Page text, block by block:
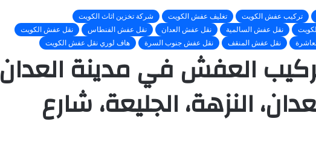
تركيب عفش الكويت تغليف عفش الكويت
شركة تخزين اثاث الكويت
نقل عفش السالمية نقل عفش العدان نقل عفش الفنطاس
نقل عفش الكويت
نقل عفش المنقف نقل عفش جنوب السرة هاف لوري نقل عفش الكويت
العفش في مدينة العدان
النزهة، الجليعة، شارع